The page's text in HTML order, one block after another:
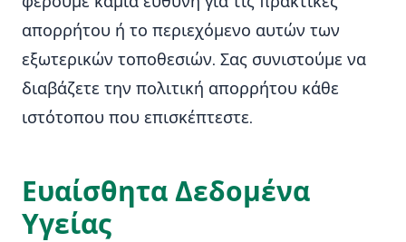
απορρήτου ή το περιεχόμενο αυτών των
εξωτερικών τοποθεσιών. Σας συνιστούμε να
διαβάζετε την πολιτική απορρήτου κάθε
ιστότοπου που επισκέπτεστε.
Ευαίσθητα Δεδομένα
Υγείας